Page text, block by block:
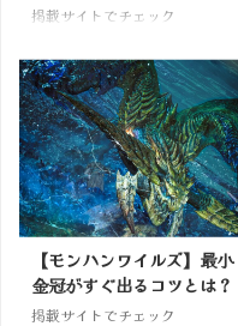
掲載サイトでチェック
【モンハンワイルズ】最小
金冠がすぐ出るコツとは？
掲載サイトでチェック